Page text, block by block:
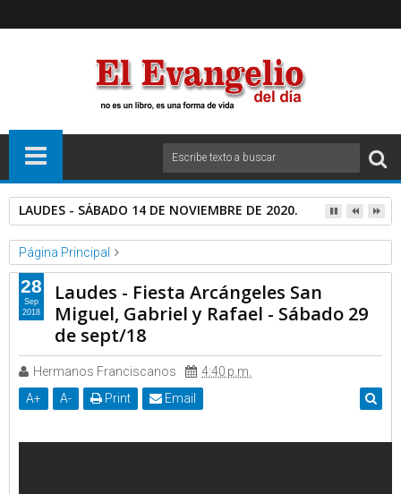
LAUDES - SÁBADO 14 DE NOVIEMBRE DE 2020.
Página Principal
Homilias y Catequesis Catolicas
Videos
Laudes - Fiesta Arcángeles San Miguel, Gabriel y Rafael - Sábado
29 de sept/18
Laudes - Fiesta Arcángeles San
Miguel, Gabriel y Rafael - Sábado 29
de sept/18
Hermanos Franciscanos
4:40 p.m.
A+ A- Print Email
28
Sep
2018